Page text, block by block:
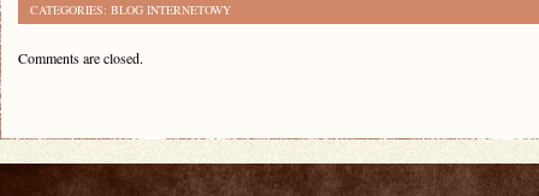
CATEGORIES: BLOG INTERNETOWY
Comments are closed.